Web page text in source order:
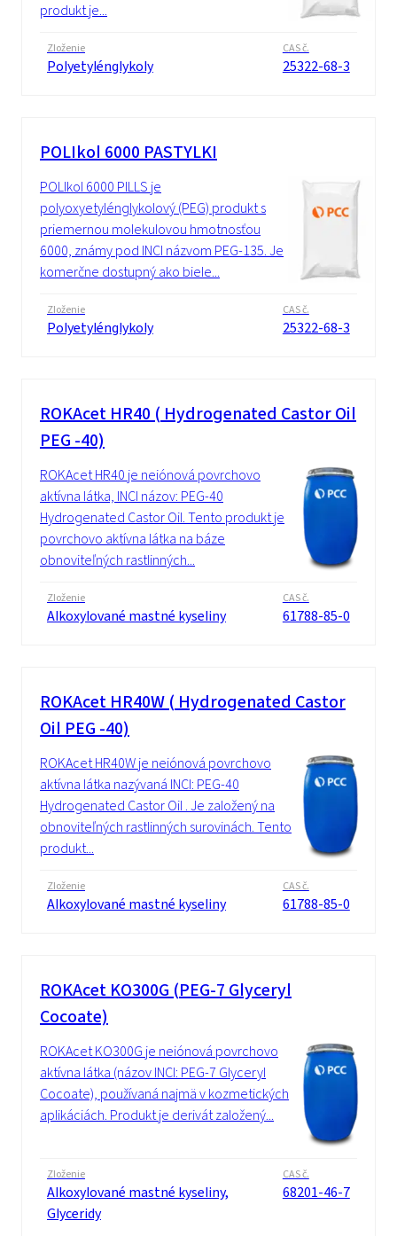
produkt je...
Zloženie
Polyetylénglykoly
CAS č.
25322-68-3
POLIkol 6000 PASTYLKI
POLIkol 6000 PILLS je
polyoxyetylénglykolový (PEG) produkt s
priemernou molekulovou hmotnosťou
6000, známy pod INCI názvom PEG-135. Je
komerčne dostupný ako biele...
Zloženie
Polyetylénglykoly
CAS č.
25322-68-3
ROKAcet HR40 ( Hydrogenated Castor Oil
PEG -40)
ROKAcet HR40 je neiónová povrchovo
aktívna látka, INCI názov: PEG-40
Hydrogenated Castor Oil. Tento produkt je
povrchovo aktívna látka na báze
obnoviteľných rastlinných...
Zloženie
Alkoxylované mastné kyseliny
CAS č.
61788-85-0
ROKAcet HR40W ( Hydrogenated Castor
Oil PEG -40)
ROKAcet HR40W je neiónová povrchovo
aktívna látka nazývaná INCI: PEG-40
Hydrogenated Castor Oil . Je založený na
obnoviteľných rastlinných surovinách. Tento
produkt...
Zloženie
Alkoxylované mastné kyseliny
CAS č.
61788-85-0
ROKAcet KO300G (PEG-7 Glyceryl
Cocoate)
ROKAcet KO300G je neiónová povrchovo
aktívna látka (názov INCI: PEG-7 Glyceryl
Cocoate), používaná najmä v kozmetických
aplikáciách. Produkt je derivát založený...
Zloženie
Alkoxylované mastné kyseliny,
Glyceridy
CAS č.
68201-46-7